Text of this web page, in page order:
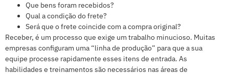
Que bens foram recebidos?
Qual a condição do frete?
Será que o frete coincide com a compra original?
Receber, é um processo que exige um trabalho minucioso. Muitas
empresas configuram uma “linha de produção” para que a sua
equipe processe rapidamente esses itens de entrada. As
habilidades e treinamentos são necessários nas áreas de